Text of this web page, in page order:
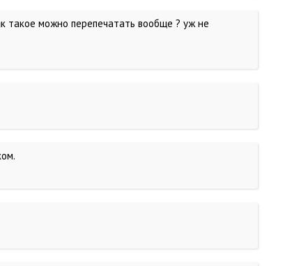
такое можно перепечатать вообще ? уж не